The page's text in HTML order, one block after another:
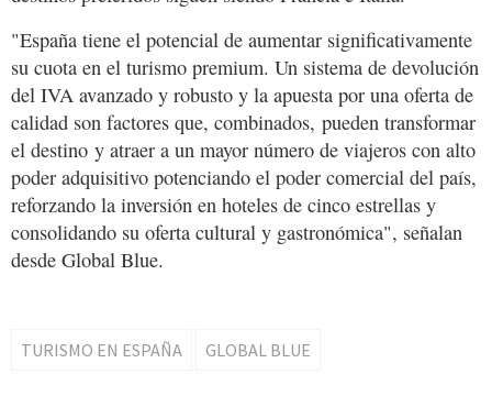
"España tiene el potencial de aumentar significativamente
su cuota en el turismo premium. Un sistema de devolución
del IVA avanzado y robusto y la apuesta por una oferta de
calidad son factores que, combinados, pueden transformar
el destino y atraer a un mayor número de viajeros con alto
poder adquisitivo potenciando el poder comercial del país,
reforzando la inversión en hoteles de cinco estrellas y
consolidando su oferta cultural y gastronómica", señalan
desde Global Blue.
TURISMO EN ESPAÑA GLOBAL BLUE